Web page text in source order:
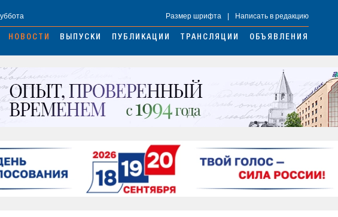
Размер шрифта Написать в редакцию
НОВОСТИ ВЫПУСКИ ПУБЛИКАЦИИ ТРАНСЛЯЦИИ ОБЪЯВЛЕНИЯ